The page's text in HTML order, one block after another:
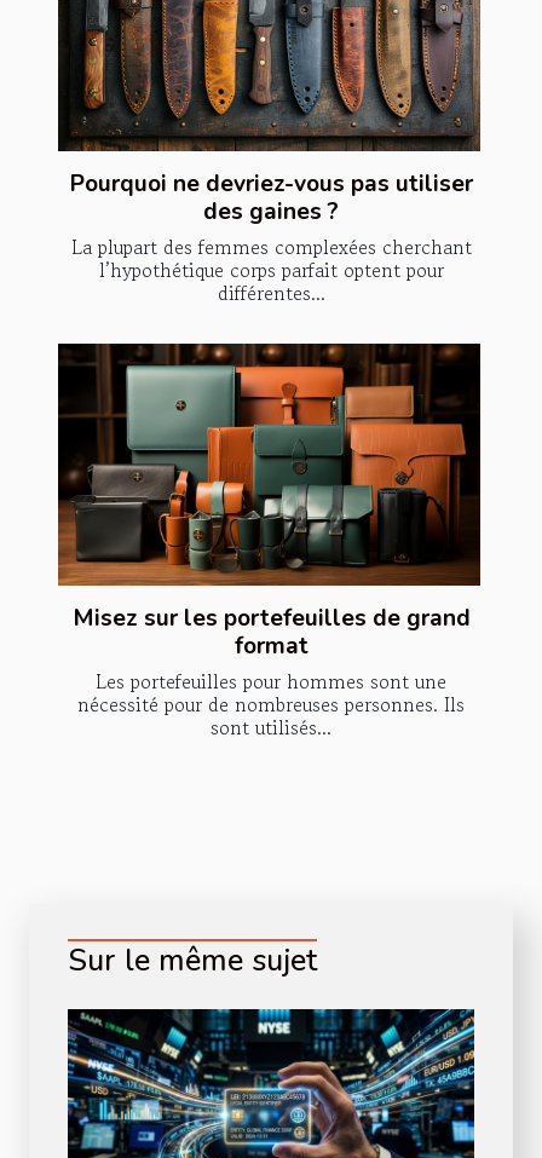
Pourquoi ne devriez-vous pas utiliser
des gaines ?
La plupart des femmes complexées cherchant
l’hypothétique corps parfait optent pour
différentes...
Misez sur les portefeuilles de grand
format
Les portefeuilles pour hommes sont une
nécessité pour de nombreuses personnes. Ils
sont utilisés...
Sur le même sujet